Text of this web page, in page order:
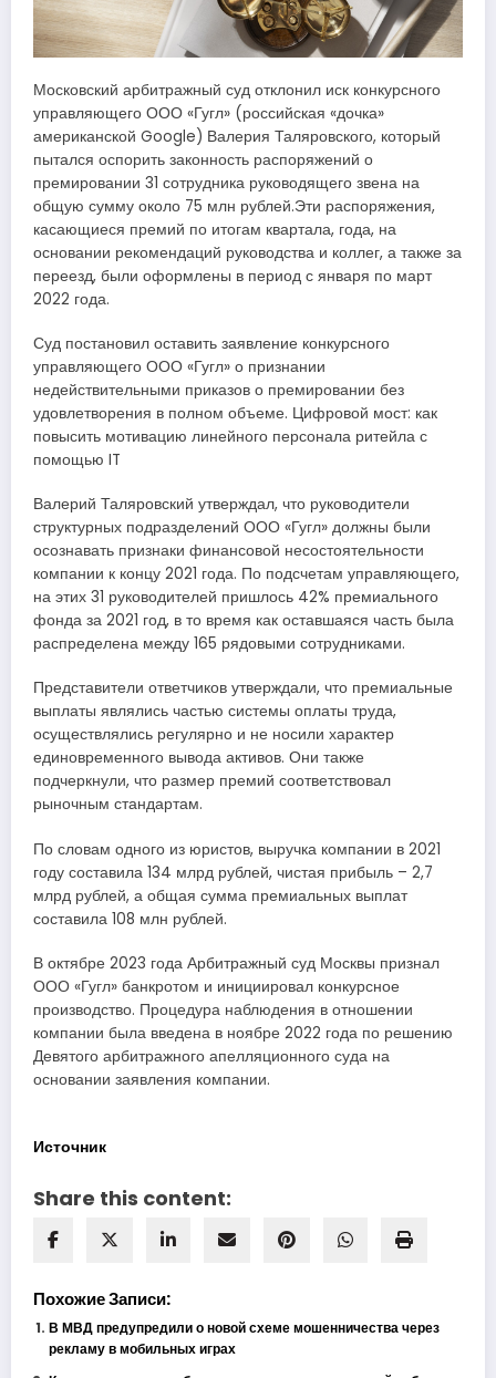
Московский арбитражный суд отклонил иск конкурсного
управляющего ООО «Гугл» (российская «дочка»
американской Google) Валерия Таляровского, который
пытался оспорить законность распоряжений о
премировании 31 сотрудника руководящего звена на
общую сумму около 75 млн рублей.Эти распоряжения,
касающиеся премий по итогам квартала, года, на
основании рекомендаций руководства и коллег, а также за
переезд, были оформлены в период с января по март
2022 года.
Суд постановил оставить заявление конкурсного
управляющего ООО «Гугл» о признании
недействительными приказов о премировании без
удовлетворения в полном объеме. Цифровой мост: как
повысить мотивацию линейного персонала ритейла с
помощью IT
Валерий Таляровский утверждал, что руководители
структурных подразделений ООО «Гугл» должны были
осознавать признаки финансовой несостоятельности
компании к концу 2021 года. По подсчетам управляющего,
на этих 31 руководителей пришлось 42% премиального
фонда за 2021 год, в то время как оставшаяся часть была
распределена между 165 рядовыми сотрудниками.
Представители ответчиков утверждали, что премиальные
выплаты являлись частью системы оплаты труда,
осуществлялись регулярно и не носили характер
единовременного вывода активов. Они также
подчеркнули, что размер премий соответствовал
рыночным стандартам.
По словам одного из юристов, выручка компании в 2021
году составила 134 млрд рублей, чистая прибыль – 2,7
млрд рублей, а общая сумма премиальных выплат
составила 108 млн рублей.
В октябре 2023 года Арбитражный суд Москвы признал
ООО «Гугл» банкротом и инициировал конкурсное
производство. Процедура наблюдения в отношении
компании была введена в ноябре 2022 года по решению
Девятого арбитражного апелляционного суда на
основании заявления компании.
Источник
Share this content:
Похожие Записи:
В МВД предупредили о новой схеме мошенничества через
рекламу в мобильных играх